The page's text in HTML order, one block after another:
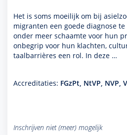
Het is soms moeilijk om bij
migranten een goede diag­nose
onder meer schaamte voor hun
onbegrip voor hun klachten,
taalbarrières een rol. In deze …
Accreditaties: FGzPt, NtVP, NVP,
Inschrijven niet (meer) mogelijk